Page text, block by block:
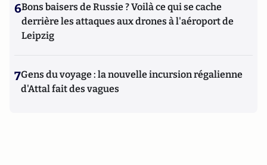
6Bons baisers de Russie ? Voilà ce qui se cache
derrière les attaques aux drones à l'aéroport de
Leipzig
7Gens du voyage : la nouvelle incursion régalienne
d'Attal fait des vagues